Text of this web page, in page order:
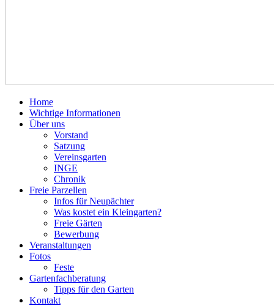
Home
Wichtige Informationen
Über uns
Vorstand
Satzung
Vereinsgarten
INGE
Chronik
Freie Parzellen
Infos für Neupächter
Was kostet ein Kleingarten?
Freie Gärten
Bewerbung
Veranstaltungen
Fotos
Feste
Gartenfachberatung
Tipps für den Garten
Kontakt